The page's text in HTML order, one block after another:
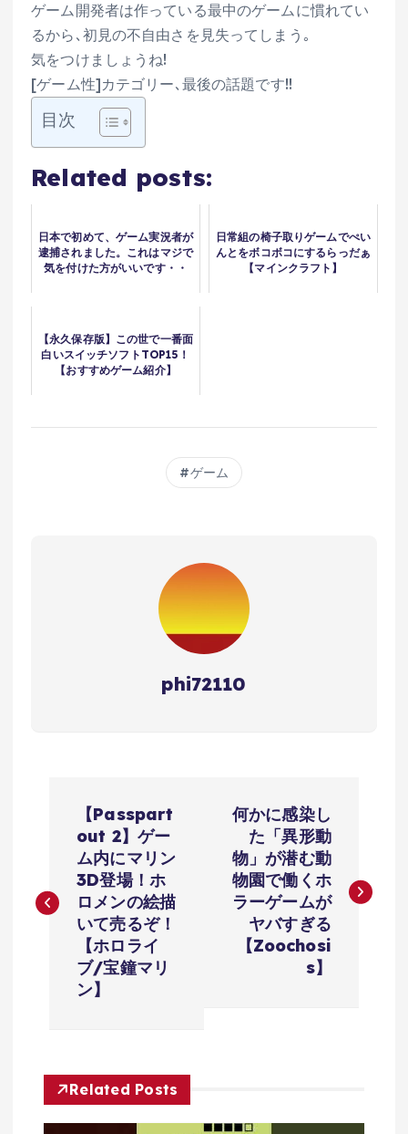
ゲーム開発者は作っている最中のゲームに慣れてい
るから､初見の不自由さを見失ってしまう｡
気をつけましょうね!
[ゲーム性]カテゴリー､最後の話題です!!
目次
Related posts:
日本で初めて、ゲーム実況者が
逮捕されました。これはマジで
気を付けた方がいいです・・
日常組の椅子取りゲームでぺい
んとをボコボコにするらっだぁ
【マインクラフト】
【永久保存版】この世で一番面
白いスイッチソフトTOP15！
【おすすめゲーム紹介】
ゲーム
phi72110
ナ
シ
ョ
【Passpart
out 2】ゲー
ム内にマリン
3D登場！ホ
ロメンの絵描
いて売るぞ！
【ホロライ
ブ/宝鐘マリ
ン】
何かに感染し
た「異形動
物」が潜む動
物園で働くホ
ラーゲームが
ヤバすぎる
【Zoochosi
s】
Related Posts